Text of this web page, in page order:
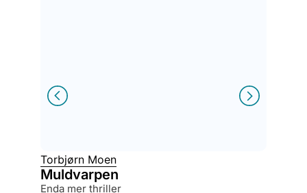
Torbjørn Moen
Muldvarpen
enda mer thriller